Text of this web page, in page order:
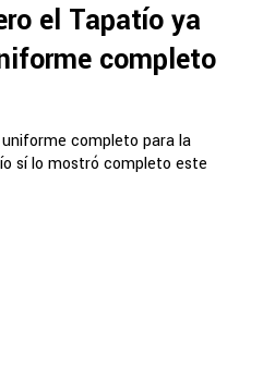
el Tapatío ya
completo
completo para la
sí lo mostró completo este